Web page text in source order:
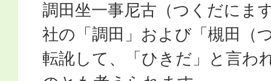
調田坐一事尼古（つくだにま
社の「調田」および「槻田（
転訛して、「ひきだ」と言わ